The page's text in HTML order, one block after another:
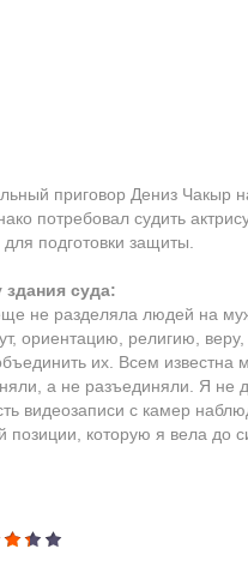
приговор Дениз Чакыр
потребовал судить
подготовки защиты.
суда:
не разделяла людей на
ориентацию, религию,
их. Всем известна
а не разъединяли. Я не
видеозаписи с камер
которую я вела до